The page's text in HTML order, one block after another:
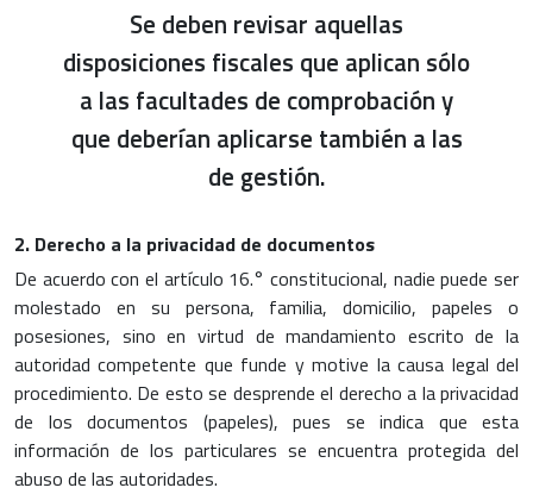
Se deben revisar aquellas
disposiciones fiscales que aplican sólo
a las facultades de comprobación y
que deberían aplicarse también a las
de gestión.
2. Derecho a la privacidad de documentos
De acuerdo con el artículo 16.° constitucional, nadie puede ser
molestado en su persona, familia, domicilio, papeles o
posesiones, sino en virtud de mandamiento escrito de la
autoridad competente que funde y motive la causa legal del
procedimiento. De esto se desprende el derecho a la privacidad
de los documentos (papeles), pues se indica que esta
información de los particulares se encuentra protegida del
abuso de las autoridades.